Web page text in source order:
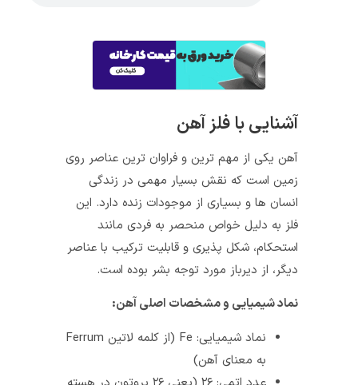
آشنایی با فلز آهن
آهن یکی از مهم‌ ترین و فراوان‌ ترین عناصر روی
زمین است که نقش بسیار مهمی در زندگی
انسان‌ ها و بسیاری از موجودات زنده دارد. این
فلز به دلیل خواص منحصر به فردی مانند
استحکام، شکل‌ پذیری و قابلیت ترکیب با عناصر
دیگر، از دیرباز مورد توجه بشر بوده است.
نماد شیمیایی و مشخصات اصلی آهن:
نماد شیمیایی: Fe (از کلمه لاتین Ferrum
به معنای آهن)